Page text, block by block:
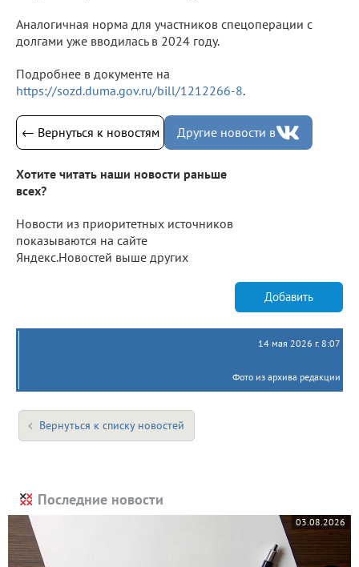
Аналогичная норма для участников спецоперации с
долгами уже вводилась в 2024 году.
Подробнее в документе на
https://sozd.duma.gov.ru/bill/1212266-8.
← Вернуться к новостям Другие новости в
Хотите читать наши новости раньше
всех?
Новости из приоритетных источников
показываются на сайте
Яндекс.Новостей выше других
Добавить
14 мая 2026 г. 8:07
Фото из архива редакции
Вернуться к списку новостей
Последние новости
03.08.2026